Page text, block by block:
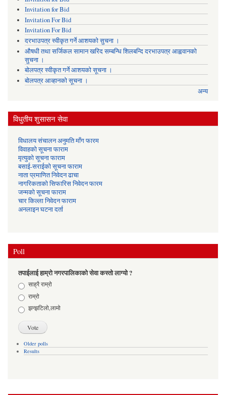
Invitation for Bid
Invitation For Bid
Invitation For Bid
दरभाउपत्र स्वीकृत गर्ने आशयको सुचना ।
औषधी तथा सर्जिकल सामान खरिद सम्बन्धि शिलबन्दि दरभाउपत्र आह्ववानको
सुचना ।
बोलपत्र स्वीकृत गर्ने आशयको सूचना ।
बोलपत्र आव्हानको सूचना ।
अन्य
विधुतीय शुसासन सेवा
विधालय संचालन अनुमति माँग फारम
विवाहको सूचना फाराम
मृत्युको सूचना फाराम
बसाई-सराईको सूचना फाराम
नाता प्रमाणित निवेदन ढाचा
नागरिकताको सिफारिस निवेदन फारम
जन्मको सूचना फाराम
चार किल्ला निवेदन फाराम
अनलाइन घटना दर्ता
Poll
तपाईलाई हाम्रो नगरपालिकाको सेवा कस्तो लाग्यो ?
Choicesसाह्रै राम्रो
राम्रो
झन्झटिलो,लामो
Older polls
Results